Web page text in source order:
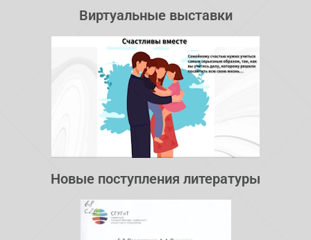
Виртуальные выставки
Новые поступления литературы